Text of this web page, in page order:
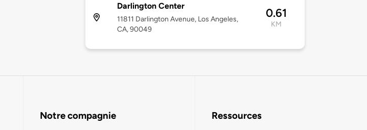
Darlington Center
11811 Darlington Avenue, Los Angeles,
CA, 90049
0.61
KM
Notre compagnie Ressources